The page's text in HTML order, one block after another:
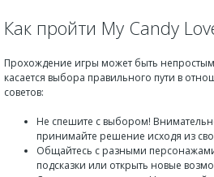
Как пройти My Candy
Прохождение игры может быть
касается выбора правильного пути в
советов:
Не спешите с выбором!
принимайте решение исходя из
Общайтесь с разными
подсказки или открыть новые